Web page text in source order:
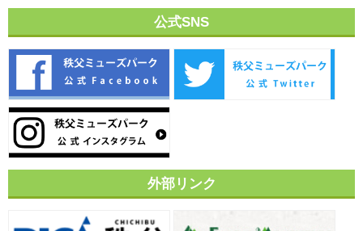
公式SNS
外部リンク